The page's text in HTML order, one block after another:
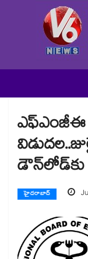
ఎఫ్‌‌ఎంజీఈ
డౌన్‌‌లోడ్‌‌కు
హైదరాబాద్